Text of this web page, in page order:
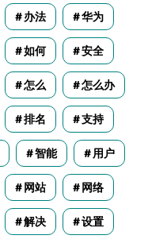
办法 华为
如何 安全
怎么 怎么办
排名 支持
智能 用户
网站 网络
解决 设置